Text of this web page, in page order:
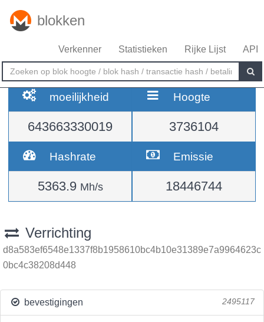
blokken
Verkenner Statistieken Rijke Lijst API
moeilijkheid
643663330019
Hoogte
3736104
Hashrate
5363.9 Mh/s
Emissie
18446744
Verrichting
d8a583ef6548e1337f8b1958610bc4b10e31389e7a9964623c
0bc4c38208d448
bevestigingen 2495117